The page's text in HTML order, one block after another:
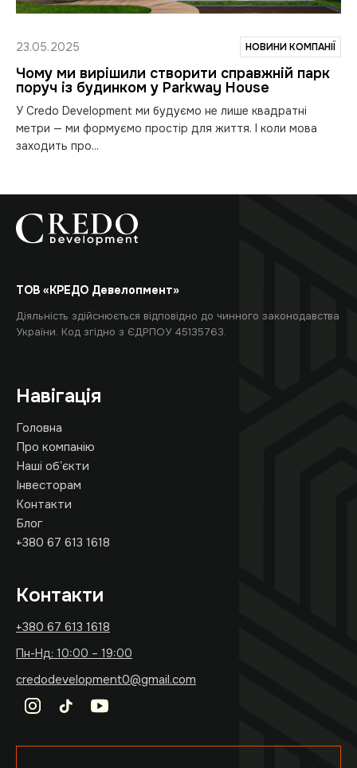
23.05.2025 НОВИНИ КОМПАНІЇ
Чому ми вирішили створити справжній парк
поруч із будинком у Parkway House
У Credo Development ми будуємо не лише квадратні
метри — ми формуємо простір для життя. І коли мова
заходить про...
ТОВ «КРЕДО Девелопмент»
Діяльність здійснюється відповідно до чинного законодавства
України. Код згідно з ЄДРПОУ 45135763.
Навігація
Головна
Про компанію
Наші обʼєкти
Інвесторам
Контакти
Блог
+380 67 613 1618
Контакти
+380 67 613 1618
Пн-Нд: 10:00 – 19:00
credodevelopment0@gmail.com